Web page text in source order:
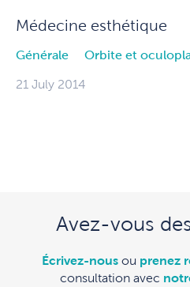
Médecine esthétique
Générale Orbite et
21 July 2014
Avez-vous
Écrivez-nousou prenez
consultation avec